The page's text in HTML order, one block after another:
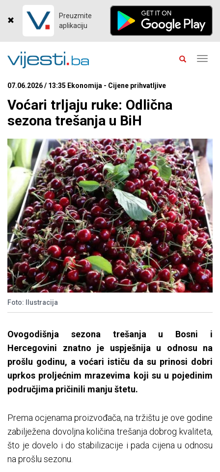
Preuzmite
aplikaciju
07.06.2026 / 13:35 Ekonomija - Cijene prihvatljive
Voćari trljaju ruke: Odlična
sezona trešanja u BiH
Foto: Ilustracija
Ovogodišnja sezona trešanja u Bosni i
Hercegovini znatno je uspješnija u odnosu na
prošlu godinu, a voćari ističu da su prinosi dobri
uprkos proljećnim mrazevima koji su u pojedinim
područjima pričinili manju štetu.
Prema ocjenama proizvođača, na tržištu je ove godine
zabilježena dovoljna količina trešanja dobrog kvaliteta,
što je dovelo i do stabilizacije i pada cijena u odnosu
na prošlu sezonu.